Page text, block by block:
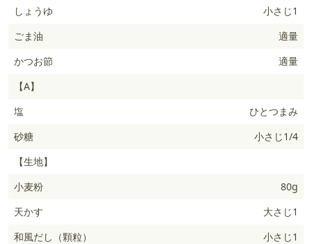
しょうゆ
小さじ1
ごま油
適量
かつお節
適量
【A】
塩
ひとつまみ
砂糖
小さじ1/4
【生地】
小麦粉
80g
天かす
大さじ1
和風だし（顆粒）
小さじ1